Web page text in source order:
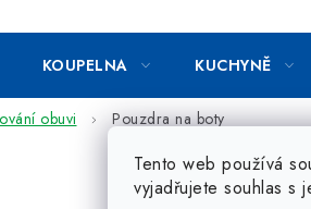
Tento web používá
vyjadřujete souhlas s
KOUPELNA KUCHYNĚ
obuvi Pouzdra na boty